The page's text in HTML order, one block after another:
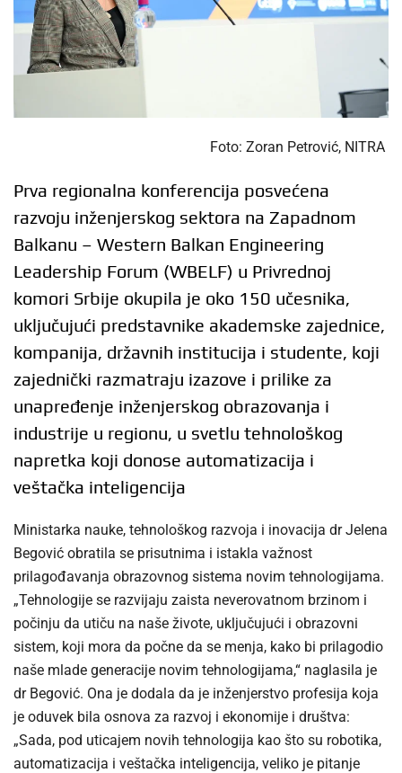
Foto: Zoran Petrović, NITRA
Prva regionalna konferencija posvećena
razvoju inženjerskog sektora na Zapadnom
Balkanu – Western Balkan Engineering
Leadership Forum (WBELF) u Privrednoj
komori Srbije okupila je oko 150 učesnika,
uključujući predstavnike akademske zajednice,
kompanija, državnih institucija i studente, koji
zajednički razmatraju izazove i prilike za
unapređenje inženjerskog obrazovanja i
industrije u regionu, u svetlu tehnološkog
napretka koji donose automatizacija i
veštačka inteligencija
Ministarka nauke, tehnološkog razvoja i inovacija dr Jelena
Begović obratila se prisutnima i istakla važnost
prilagođavanja obrazovnog sistema novim tehnologijama.
„Tehnologije se razvijaju zaista neverovatnom brzinom i
počinju da utiču na naše živote, uključujući i obrazovni
sistem, koji mora da počne da se menja, kako bi prilagodio
naše mlade generacije novim tehnologijama,“ naglasila je
dr Begović. Ona je dodala da je inženjerstvo profesija koja
je oduvek bila osnova za razvoj i ekonomije i društva:
„Sada, pod uticajem novih tehnologija kao što su robotika,
automatizacija i veštačka inteligencija, veliko je pitanje